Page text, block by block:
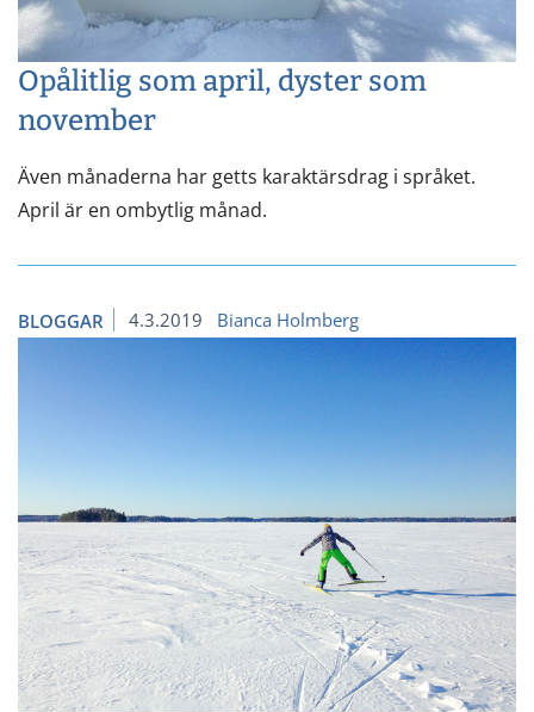
Opålitlig som april, dyster som
november
Även månaderna har getts karaktärsdrag i språket.
April är en ombytlig månad.
BLOGGAR 4.3.2019 Bianca Holmberg